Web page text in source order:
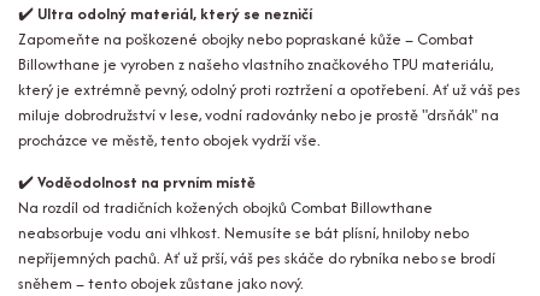
✔️ Ultra odolný materiál, který se nezničí
Zapomeňte na poškozené obojky nebo popraskané kůže – Combat
Billowthane je vyroben z našeho vlastního značkového TPU materiálu,
který je extrémně pevný, odolný proti roztržení a opotřebení. Ať už váš pes
miluje dobrodružství v lese, vodní radovánky nebo je prostě "drsňák" na
procházce ve městě, tento obojek vydrží vše.
✔️Voděodolnost na prvním místě
Na rozdíl od tradičních kožených obojků Combat Billowthane
neabsorbuje vodu ani vlhkost. Nemusíte se bát plísní, hniloby nebo
nepříjemných pachů. Ať už prší, váš pes skáče do rybníka nebo se brodí
sněhem – tento obojek zůstane jako nový.